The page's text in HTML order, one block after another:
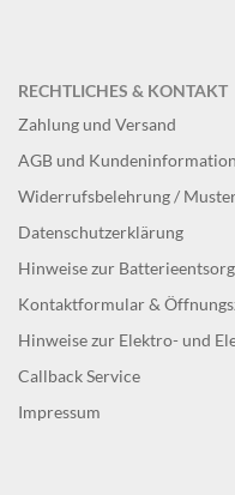
RECHTLICHES & KONTAKT
Zahlung und Versand
AGB und
Widerrufsbelehrung /
Datenschutzerklärung
Hinweise zur
Kontaktformular &
Hinweise zur Elektro- und
Callback Service
Impressum